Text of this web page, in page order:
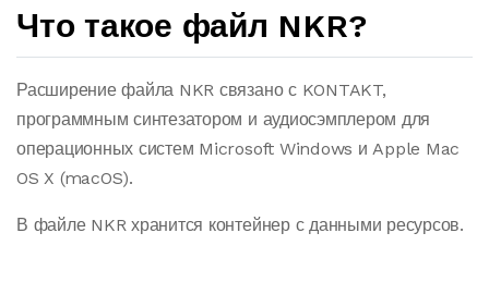
Что такое файл NKR?
Расширение файла NKR связано с KONTAKT,
программным синтезатором и аудиосэмплером для
операционных систем Microsoft Windows и Apple Mac
OS X (macOS).
В файле NKR хранится контейнер с данными ресурсов.